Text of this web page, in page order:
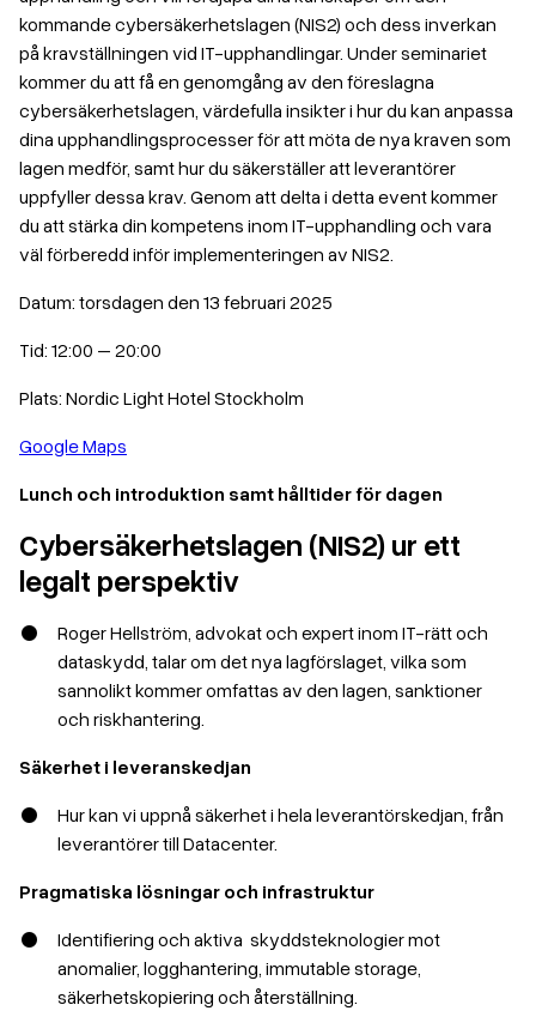
kommande cybersäkerhetslagen (NIS2) och dess inverkan
på kravställningen vid IT-upphandlingar. Under seminariet
kommer du att få en genomgång av den föreslagna
cybersäkerhetslagen, värdefulla insikter i hur du kan anpassa
dina upphandlingsprocesser för att möta de nya kraven som
lagen medför, samt hur du säkerställer att leverantörer
uppfyller dessa krav. Genom att delta i detta event kommer
du att stärka din kompetens inom IT-upphandling och vara
väl förberedd inför implementeringen av NIS2.
Datum: torsdagen den 13 februari 2025
Tid: 12:00 – 20:00
Plats: Nordic Light Hotel Stockholm
Google Maps
Lunch och introduktion samt hålltider för dagen
Cybersäkerhetslagen (NIS2) ur ett
legalt perspektiv
Roger Hellström, advokat och expert inom IT-rätt och
dataskydd, talar om det nya lagförslaget, vilka som
sannolikt kommer omfattas av den lagen, sanktioner
och riskhantering.
Säkerhet i leveranskedjan
Hur kan vi uppnå säkerhet i hela leverantörskedjan, från
leverantörer till Datacenter.
Pragmatiska lösningar och infrastruktur
Identifiering och aktiva skyddsteknologier mot
anomalier, logghantering, immutable storage,
säkerhetskopiering och återställning.